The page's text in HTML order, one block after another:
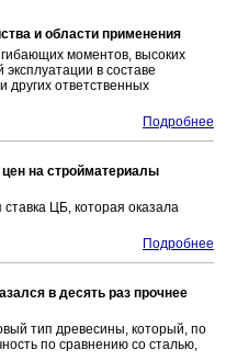
и области применения
моментов, высоких
в составе
других ответственных
Подробнее
на стройматериалы
ЦБ, которая оказала
Подробнее
в десять раз прочнее
тип древесины, который, по
по сравнению со сталью,